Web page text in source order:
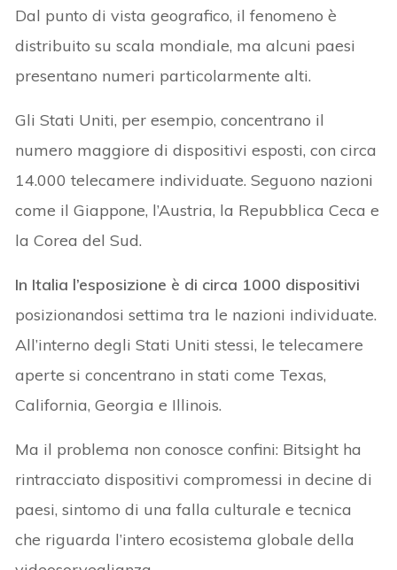
Dal punto di vista geografico, il fenomeno è
distribuito su scala mondiale, ma alcuni paesi
presentano numeri particolarmente alti.
Gli Stati Uniti, per esempio, concentrano il
numero maggiore di dispositivi esposti, con circa
14.000 telecamere individuate. Seguono nazioni
come il Giappone, l’Austria, la Repubblica Ceca e
la Corea del Sud.
In Italia l’esposizione è di circa 1000 dispositivi
posizionandosi settima tra le nazioni individuate.
All’interno degli Stati Uniti stessi, le telecamere
aperte si concentrano in stati come Texas,
California, Georgia e Illinois.
Ma il problema non conosce confini: Bitsight ha
rintracciato dispositivi compromessi in decine di
paesi, sintomo di una falla culturale e tecnica
che riguarda l’intero ecosistema globale della